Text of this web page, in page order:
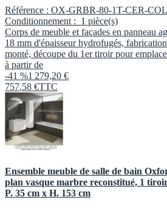
Référence : OX-GRBR-80-1T-CER-
Conditionnement : 1 pièce(s)
Corps de meuble et façades en panneau
18 mm d'épaisseur hydrofugés,
monté, découpe du 1er tiroir pour
à partir de
-41 %1 279,20 €
757,58 €TTC
Ensemble meuble de salle de bain
plan vasque marbre reconstitué, 1
P. 35 cm x H. 153 cm